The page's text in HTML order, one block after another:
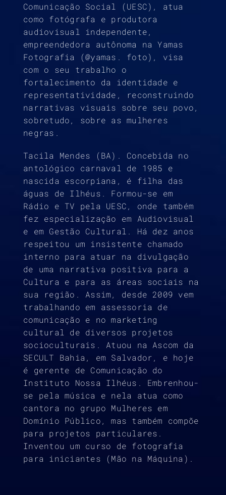
Comunicação Social (UESC), atua
como fotógrafa e produtora
audiovisual independente,
empreendedora autônoma na Yamas
Fotografia (@yamas. foto), visa
com o seu trabalho o
fortalecimento da identidade e
representatividade, reconstruindo
narrativas visuais sobre seu povo,
sobretudo, sobre as mulheres
negras.
Tacila Mendes (BA). Concebida no
antológico carnaval de 1985 e
nascida escorpiana, é filha das
águas de Ilhéus. Formou-se em
Rádio e TV pela UESC, onde também
fez especialização em Audiovisual
e em Gestão Cultural. Há dez anos
respeitou um insistente chamado
interno para atuar na divulgação
de uma narrativa positiva para a
Cultura e para as áreas sociais na
sua região. Assim, desde 2009 vem
trabalhando em assessoria de
comunicação e no marketing
cultural de diversos projetos
socioculturais. Atuou na Ascom da
SECULT Bahia, em Salvador, e hoje
é gerente de Comunicação do
Instituto Nossa Ilhéus. Embrenhou-
se pela música e nela atua como
cantora no grupo Mulheres em
Domínio Público, mas também compõe
para projetos particulares.
Inventou um curso de fotografia
para iniciantes (Mão na Máquina).